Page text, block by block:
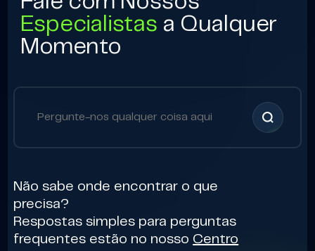
Especialistas a Qualquer
Momento
Não sabe onde encontrar o que
precisa?
Respostas simples para perguntas
frequentes estão no nosso Centro